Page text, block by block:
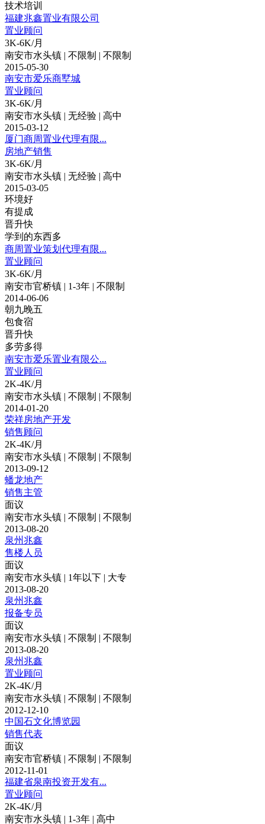
技术培训
福建兆鑫置业有限公司
置业顾问
3K-6K/月
南安市水头镇 | 不限制 | 不限制
2015-05-30
南安市爱乐商墅城
置业顾问
3K-6K/月
南安市水头镇 | 无经验 | 高中
2015-03-12
厦门商周置业代理有限...
房地产销售
3K-6K/月
南安市水头镇 | 无经验 | 高中
2015-03-05
环境好
有提成
晋升快
学到的东西多
商周置业策划代理有限...
置业顾问
3K-6K/月
南安市官桥镇 | 1-3年 | 不限制
2014-06-06
朝九晚五
包食宿
晋升快
多劳多得
南安市爱乐置业有限公...
置业顾问
2K-4K/月
南安市水头镇 | 不限制 | 不限制
2014-01-20
荣祥房地产开发
销售顾问
2K-4K/月
南安市水头镇 | 不限制 | 不限制
2013-09-12
蟠龙地产
销售主管
面议
南安市水头镇 | 不限制 | 不限制
2013-08-20
泉州兆鑫
售楼人员
面议
南安市水头镇 | 1年以下 | 大专
2013-08-20
泉州兆鑫
报备专员
面议
南安市水头镇 | 不限制 | 不限制
2013-08-20
泉州兆鑫
置业顾问
2K-4K/月
南安市水头镇 | 不限制 | 不限制
2012-12-10
中国石文化博览园
销售代表
面议
南安市官桥镇 | 不限制 | 不限制
2012-11-01
福建省泉南投资开发有...
置业顾问
2K-4K/月
南安市水头镇 | 1-3年 | 高中